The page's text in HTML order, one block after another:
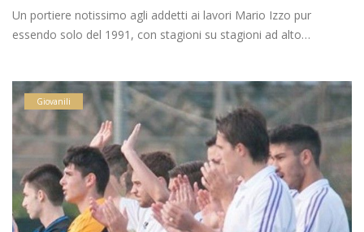
Un portiere notissimo agli addetti ai lavori Mario Izzo pur
essendo solo del 1991, con stagioni su stagioni ad alto…
Giovanili